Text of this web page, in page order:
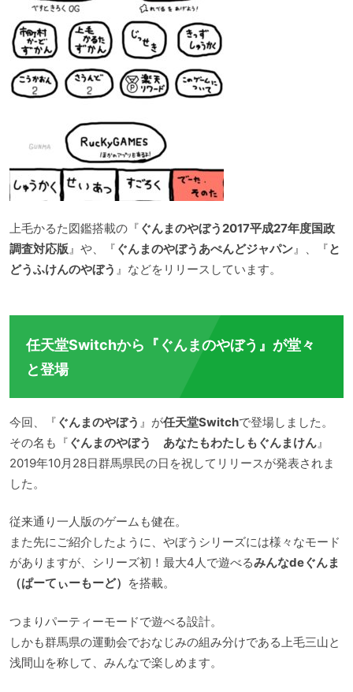
上毛かるた図鑑搭載の『 ぐんまのやぼう2017平成27年度国政
調査対応版』や、『 ぐんまのやぼうあぺんどジャパン』、『と
どうふけんのやぼう 』などをリリースしています。
任天堂Switchから『ぐんまのやぼう』が堂々
と登場
今回、『 ぐんまのやぼう 』が任天堂Switchで登場しました。
その名も『 ぐんまのやぼう あなたもわたしもぐんまけん』
2019年10月28日群馬県民の日を祝してリリースが発表されま
した。
従来通り一人版のゲームも健在。
また先にご紹介したように、やぼうシリーズには様々なモード
がありますが、シリーズ初！最大4人で遊べるみんなdeぐんま
（ぱーてぃーもーど） を搭載。
つまりパーティーモードで遊べる設計。
しかも群馬県の運動会でおなじみの組み分けである上毛三山と
浅間山を称して、みんなで楽しめます。